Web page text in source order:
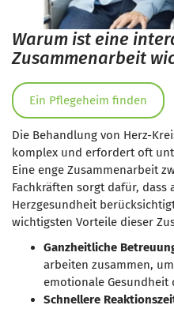
Warum ist eine
Zusammenarbeit
Ein Pflegeheim finden
Die Behandlung von Herz-
komplex und erfordert oft
Eine enge Zusammenarbeit
Fachkräften sorgt dafür, dass
Herzgesundheit
wichtigsten Vorteile dieser
Ganzheitliche
arbeiten zusammen,
emotionale
Schnellere